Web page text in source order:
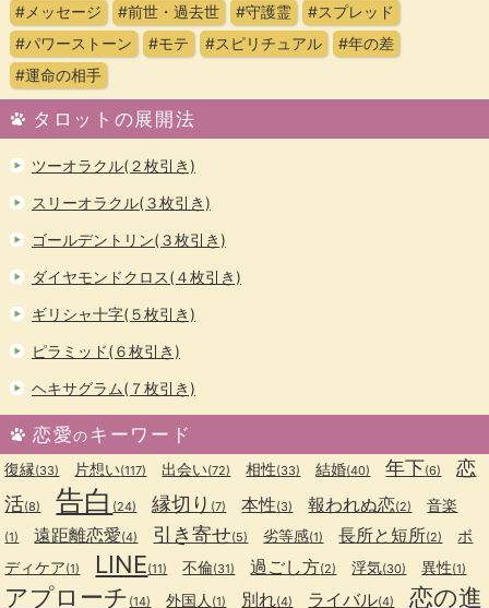
#メッセージ
#前世・過去世 #守護霊
#スプレッド
#パワーストーン
#モテ #スピリチュアル
#年の差
#運命の相手
タロットの展開法
ツーオラクル(２枚引き)
スリーオラクル(３枚引き)
ゴールデントリン(３枚引き)
ダイヤモンドクロス(４枚引き)
ギリシャ十字(５枚引き)
ピラミッド(６枚引き)
ヘキサグラム(７枚引き)
恋愛のキーワード
復縁(33) 片想い(117) 出会い(72) 相性(33) 結婚(40) 年下(6)
恋
活(8) 告白 (24) 縁切り (7) 本性(3) 報われぬ恋(2) 音楽
(1) 遠距離恋愛(4) 引き寄せ(5) 劣等感(1) 長所と短所(2)
ボ
ディケア(1) LINE(11) 不倫(31) 過ごし方(2) 浮気(30) 異性(1)
アプローチ (14) 外国人 (1) 別れ(4) ライバル(4)
恋の進